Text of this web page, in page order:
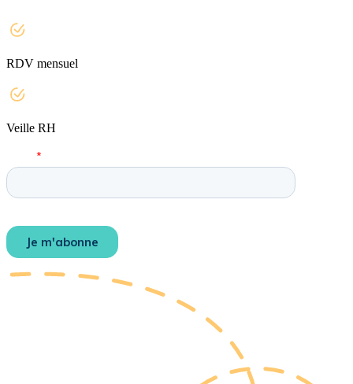
RDV mensuel
Veille RH